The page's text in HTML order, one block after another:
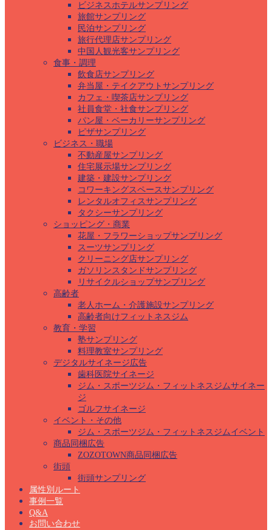
ビジネスホテルサンプリング
旅館サンプリング
民泊サンプリング
旅行代理店サンプリング
中国人観光客サンプリング
食事・調理
飲食店サンプリング
弁当屋・テイクアウトサンプリング
カフェ・喫茶店サンプリング
社員食堂・社食サンプリング
パン屋・ベーカリーサンプリング
ピザサンプリング
ビジネス・職場
不動産屋サンプリング
住宅展示場サンプリング
建築・建設サンプリング
コワーキングスペースサンプリング
レンタルオフィスサンプリング
タクシーサンプリング
ショッピング・商業
花屋・フラワーショップサンプリング
スーツサンプリング
クリーニング店サンプリング
ガソリンスタンドサンプリング
リサイクルショップサンプリング
高齢者
老人ホーム・介護施設サンプリング
高齢者向けフィットネスジム
教育・学習
塾サンプリング
料理教室サンプリング
デジタルサイネージ広告
歯科医院サイネージ
ジム・スポーツジム・フィットネスジムサイネー
ジ
ゴルフサイネージ
イベント・その他
ジム・スポーツジム・フィットネスジムイベント
商品同梱広告
ZOZOTOWN商品同梱広告
街頭
街頭サンプリング
属性別ルート
事例一覧
Q&A
お問い合わせ